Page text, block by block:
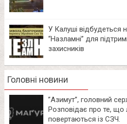
У Калуші відбудеться
“Назламні” для
захисників
Головні новини
⁨”Азимут”, головний
Розповідає про те, що
повертаються із СЗЧ.